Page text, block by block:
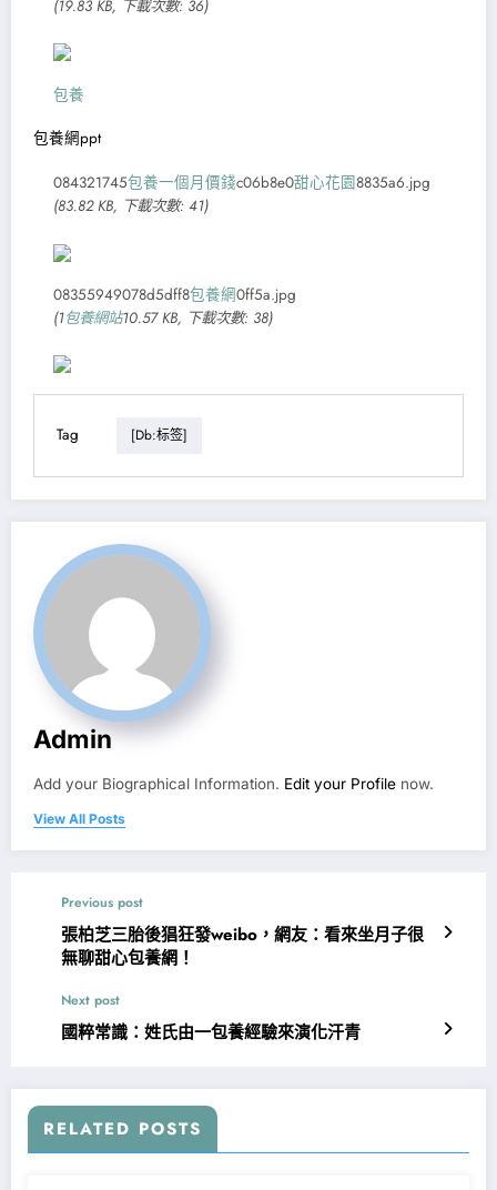
(19.83 KB, 下載次數: 36)
包養
包養網ppt
084321745包養一個月價錢c06b8e0甜心花園8835a6.jpg
(83.82 KB, 下載次數: 41)
08355949078d5dff8包養網0ff5a.jpg
(1包養網站10.57 KB, 下載次數: 38)
Tag [db:标签]
Admin
Add your Biographical Information. Edit your Profile now.
View All Posts
Previous post
張柏芝三胎後猖狂發weibo，網友：看來坐月子很
無聊甜心包養網！
Next post
國粹常識：姓氏由一包養經驗來演化汗青
RELATED POSTS